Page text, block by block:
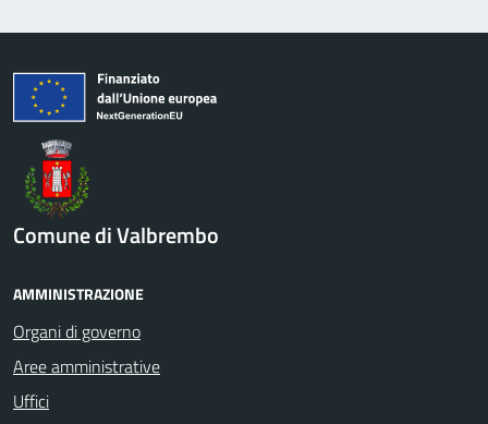
Comune di Valbrembo
AMMINISTRAZIONE
Organi di governo
Aree amministrative
Uffici